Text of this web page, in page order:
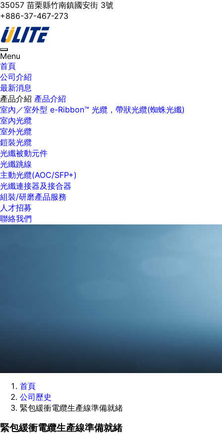
35057 苗栗縣竹南鎮國安街 3號
+886-37-467-273
Toggle
navigation
Menu
首頁
公司介紹
最新消息
產品介紹 產品介紹
室內／室外型 e-Ribbon™ 光纜，帶狀光纜(蜘蛛光纖)
室內光纜
室外光纜
鎧裝光纜
光纖被動元件
光纖跳線
主動光纜(AOC/SFP+)
光纖連接器及接合器
組裝/研磨產品服務
人才招募
聯絡我們
首頁
公司歷史
緊包緩衝電纜生產線準備就緒
緊包緩衝電纜生產線準備就緒